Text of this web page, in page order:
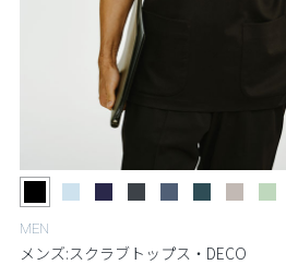
MEN
メンズ:スクラブトップス・DECO